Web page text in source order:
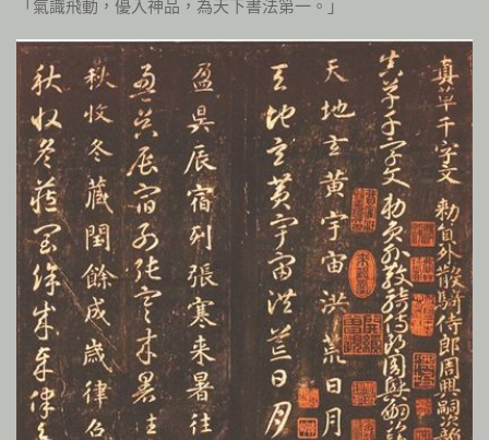
「氣識飛動，優入神品，為天下書法第一。」